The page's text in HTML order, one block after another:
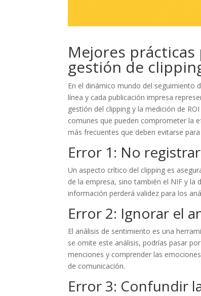
Mejores
gestión de
En el dinámico mundo del seguimiento
línea y cada publicación impresa
gestión del clipping y la medición de
comunes que pueden comprometer la
más frecuentes que deben evitarse
Error 1: No
Un aspecto crítico del clipping es
de la empresa, sino también el NIF y la
información perderá validez para los
Error 2: Ignorar el
El análisis de sentimiento es una
se omite este análisis, podrías pasar
menciones y comprender las
de comunicación.
Error 3: Confundir